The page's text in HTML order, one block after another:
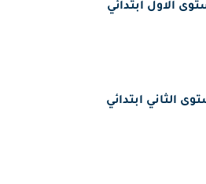
الاول ابتدائي
الثاني ابتدائي